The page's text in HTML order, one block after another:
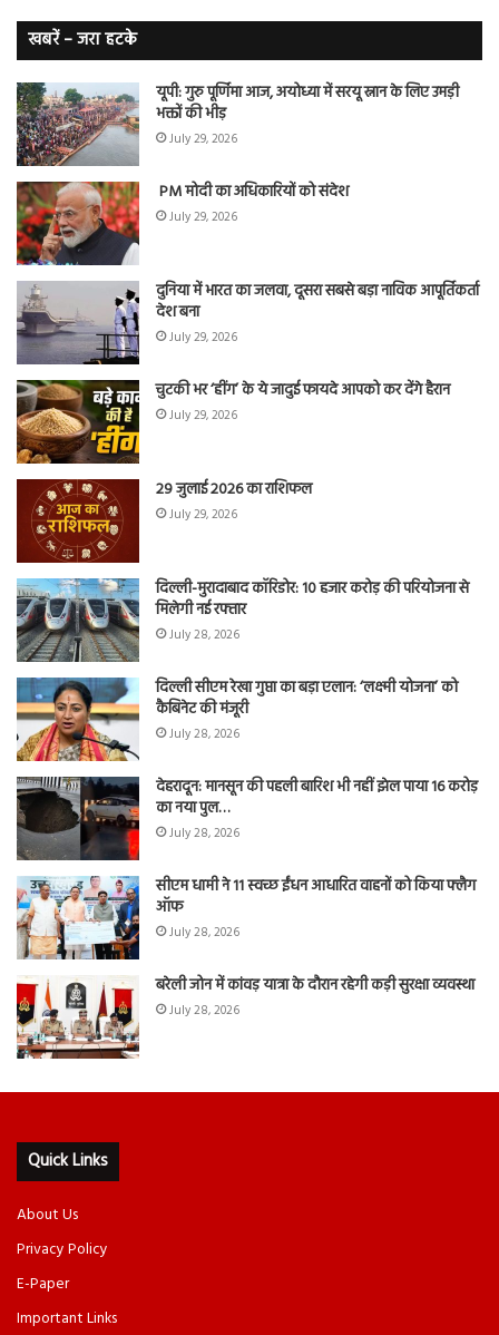
खबरें – जरा हटके
यूपी: गुरु पूर्णिमा आज, अयोध्या में सरयू स्नान के लिए उमड़ी
भक्तों की भीड़
July 29, 2026
PM मोदी का अधिकारियों को संदेश
July 29, 2026
दुनिया में भारत का जलवा, दूसरा सबसे बड़ा नाविक आपूर्तिकर्ता
देश बना
July 29, 2026
चुटकी भर ‘हींग’ के ये जादुई फायदे आपको कर देंगे हैरान
July 29, 2026
29 जुलाई 2026 का राशिफल
July 29, 2026
दिल्ली-मुरादाबाद कॉरिडोर: 10 हजार करोड़ की परियोजना से
मिलेगी नई रफ्तार
July 28, 2026
दिल्ली सीएम रेखा गुप्ता का बड़ा एलान: ‘लक्ष्मी योजना’ को
कैबिनेट की मंजूरी
July 28, 2026
देहरादून: मानसून की पहली बारिश भी नहीं झेल पाया 16 करोड़
का नया पुल…
July 28, 2026
सीएम धामी ने 11 स्वच्छ ईंधन आधारित वाहनों को किया फ्लैग
ऑफ
July 28, 2026
बरेली जोन में कांवड़ यात्रा के दौरान रहेगी कड़ी सुरक्षा व्यवस्था
July 28, 2026
Quick Links
About Us
Privacy Policy
E-Paper
Important Links